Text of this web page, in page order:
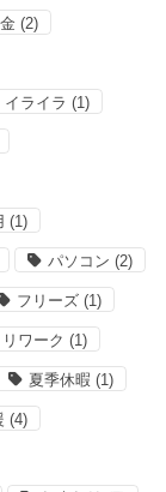
(2)
イライラ (1)
(1)
パソコン (2)
フリーズ (1)
リワーク (1)
夏季休暇 (1)
(4)